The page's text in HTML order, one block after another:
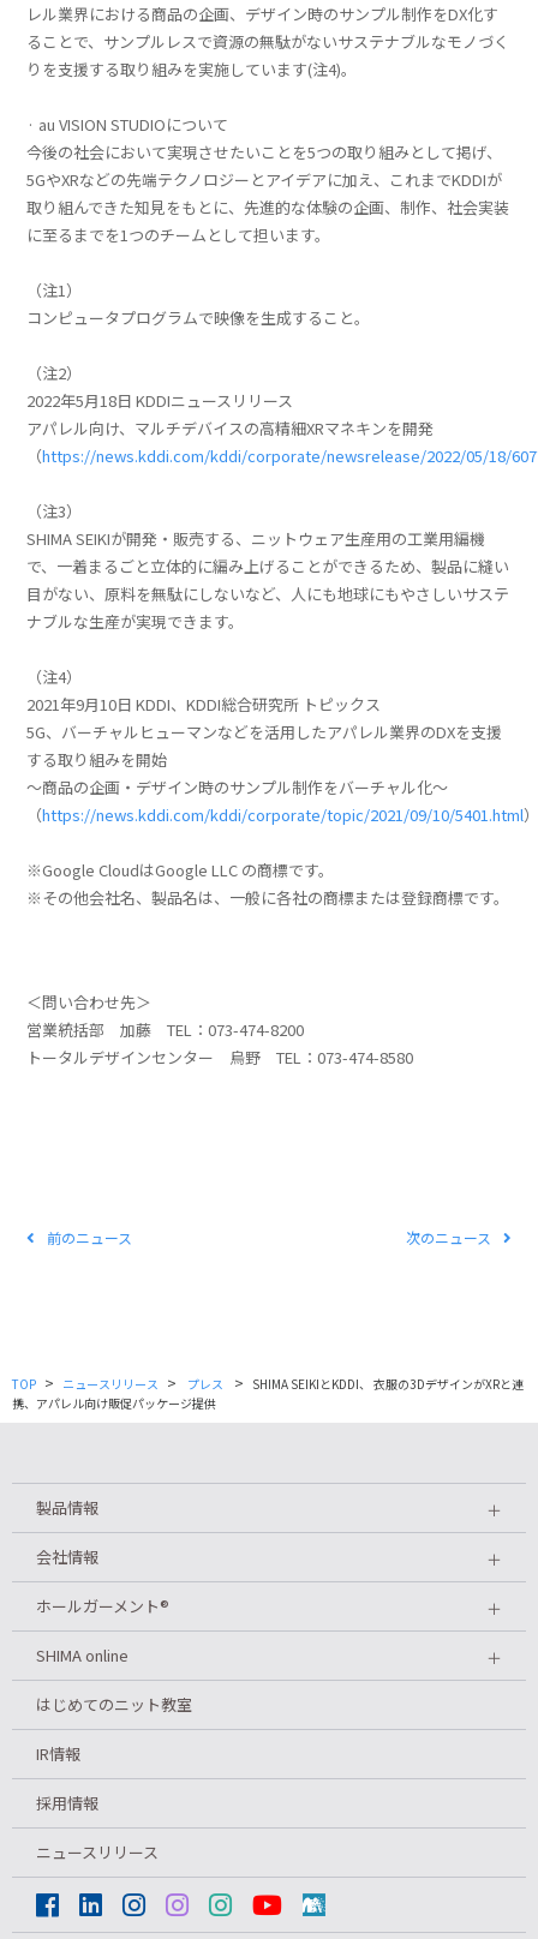
レル業界における商品の企画、デザイン時のサンプル制作をDX化す
ることで、サンプルレスで資源の無駄がないサステナブルなモノづく
りを支援する取り組みを実施しています(注4)。
· au VISION STUDIOについて
今後の社会において実現させたいことを5つの取り組みとして掲げ、
5GやXRなどの先端テクノロジーとアイデアに加え、これまでKDDIが
取り組んできた知見をもとに、先進的な体験の企画、制作、社会実装
に至るまでを1つのチームとして担います。
（注1）
コンピュータプログラムで映像を生成すること。
（注2）
2022年5月18日 KDDIニュースリリース
アパレル向け、マルチデバイスの高精細XRマネキンを開発
（https://news.kddi.com/kddi/corporate/newsrelease/2022/05/18/
（注3）
SHIMA SEIKIが開発・販売する、ニットウェア生産用の工業用編機
で、一着まるごと立体的に編み上げることができるため、製品に縫い
目がない、原料を無駄にしないなど、人にも地球にもやさしいサステ
ナブルな生産が実現できます。
（注4）
2021年9月10日 KDDI、KDDI総合研究所 トピックス
5G、バーチャルヒューマンなどを活用したアパレル業界のDXを支援
する取り組みを開始
～商品の企画・デザイン時のサンプル制作をバーチャル化～
（https://news.kddi.com/kddi/corporate/topic/2021/09/10/5401.html
※Google CloudはGoogle LLC の商標です。
※その他会社名、製品名は、一般に各社の商標または登録商標です。
＜問い合わせ先＞
営業統括部 加藤 TEL：073-474-8200
トータルデザインセンター 烏野 TEL：073-474-8580
次のニュース
前のニュース
TOP > ニュースリリース > プレス > SHIMA SEIKIとKDDI、 衣服の3DデザインがXRと連
携、アパレル向け販促パッケージ提供
製品情報 ＋
会社情報 ＋
ホールガーメント® ＋
SHIMA online ＋
はじめてのニット教室
IR情報
採用情報
ニュースリリース